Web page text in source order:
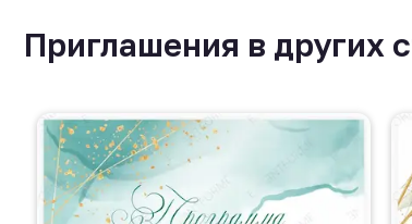
Приглашения в других